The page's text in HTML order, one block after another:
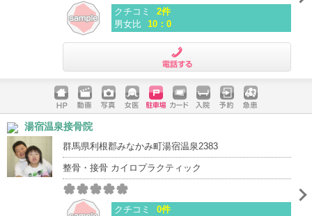
クチコミ
2件
男女比 10：0
ホームペ
ージ
動画 写真 女医 駐車場
クレジッ
入院 予約 急患
湯宿温泉接骨院
群馬県利根郡みなかみ町湯宿温泉2383
整骨・接骨 カイロプラクティック
クチコミ
0件